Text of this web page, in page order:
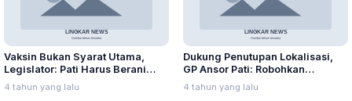
Vaksin Bukan Syarat Utama,
Legislator: Pati Harus Berani
Mulai PTM
4 tahun yang lalu
Dukung Penutupan Lokalisasi,
GP Ansor Pati: Robohkan
Bangunan di Lorok Indah!
4 tahun yang lalu